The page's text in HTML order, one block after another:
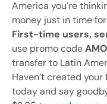
America you’re
money just in time
First-time users,
use promo code
transfer to Latin
Haven’t created
today and say